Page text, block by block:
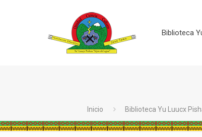
Biblioteca
Inicio Biblioteca Yu Luucx